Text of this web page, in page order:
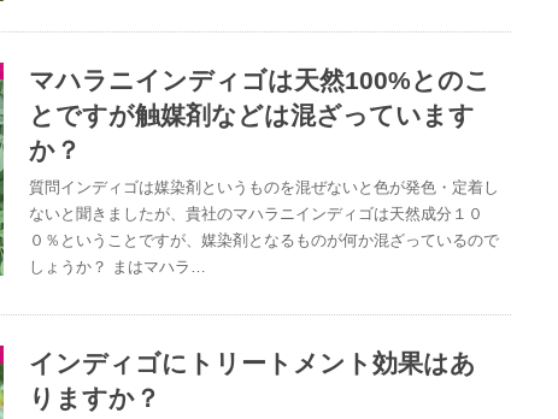
マハラニインディゴは天然100%とのこ
とですが触媒剤などは混ざっています
か？
質問インディゴは媒染剤というものを混ぜないと色が発色・定着し
ないと聞きましたが、貴社のマハラニインディゴは天然成分１０
０％ということですが、媒染剤となるものが何か混ざっているので
しょうか？ まはマハラ…
インディゴにトリートメント効果はあ
りますか？